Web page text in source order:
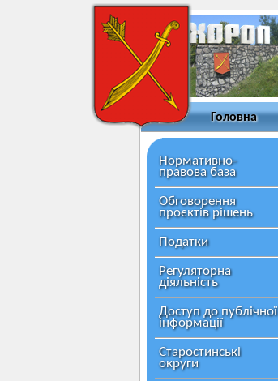
Головна
Нормативно-
правова база
Обговорення
проєктів рішень
Податки
Регуляторна
діяльність
Доступ до публічної
інформації
Старостинські
округи